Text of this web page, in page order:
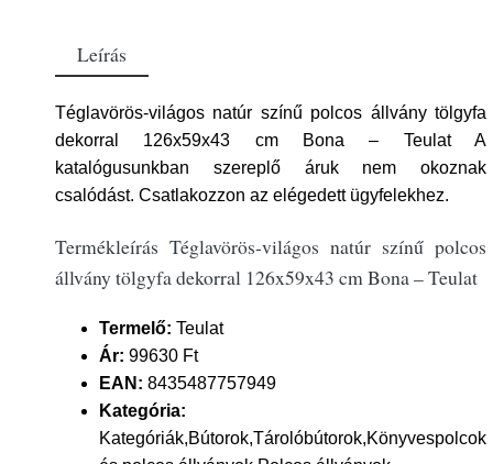
Leírás
Téglavörös-világos natúr színű polcos állvány tölgyfa
dekorral 126x59x43 cm Bona – Teulat A
katalógusunkban szereplő áruk nem okoznak
csalódást. Csatlakozzon az elégedett ügyfelekhez.
Termékleírás Téglavörös-világos natúr színű polcos
állvány tölgyfa dekorral 126x59x43 cm Bona – Teulat
Termelő: Teulat
Ár: 99630 Ft
EAN: 8435487757949
Kategória:
Kategóriák,Bútorok,Tárolóbútorok,Könyvespolcok